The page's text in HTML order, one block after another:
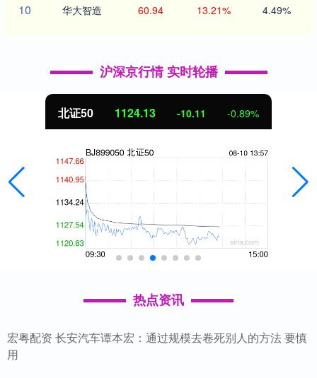
10 华大智造 60.94 13.21% 4.49%
沪深京行情 实时轮播
创业板指 3489.75 -73.36
热点资讯
宏粤配资 长安汽车谭本宏：通过规模去卷死别人的方法 要慎
用